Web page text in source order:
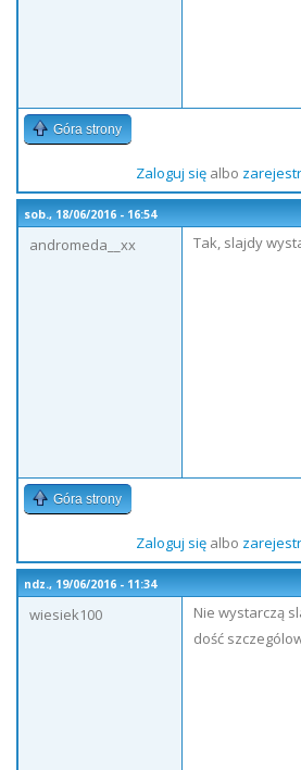
Góra strony
Zaloguj sięalbo
sob., 18/06/2016 - 16:54
andromeda__xx
Tak, slajdy
Góra strony
Zaloguj sięalbo
ndz., 19/06/2016 - 11:34
wiesiek100
Nie wystarczą
dość